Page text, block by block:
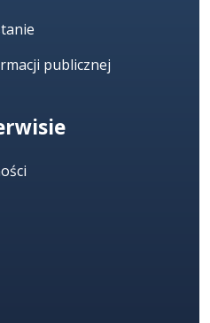
publicznej